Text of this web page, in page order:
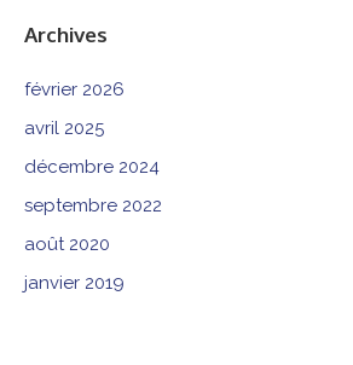
Archives
février 2026
avril 2025
décembre 2024
septembre 2022
août 2020
janvier 2019